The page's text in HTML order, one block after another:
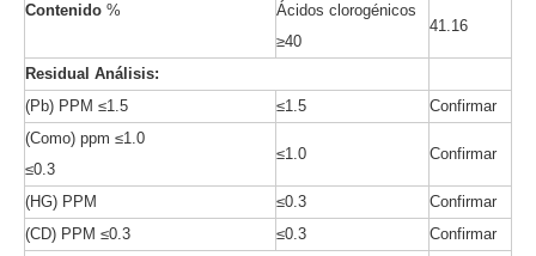
Contenido % Ácidos clorogénicos
≥40
41.16
Residual Análisis:
(Pb) PPM ≤1.5
≤1.5
Confirmar
(Como) ppm ≤1.0
≤0.3
≤1.0 Confirmar
(HG) PPM ≤0.3
Confirmar
(CD) PPM ≤0.3
≤0.3
Confirmar